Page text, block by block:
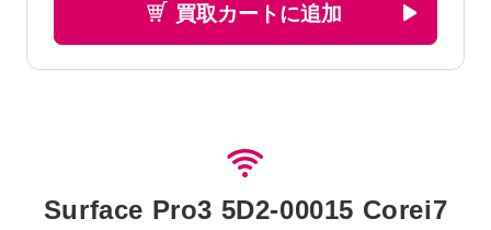
買取カートに追加
Surface Pro3 5D2-00015 Corei7